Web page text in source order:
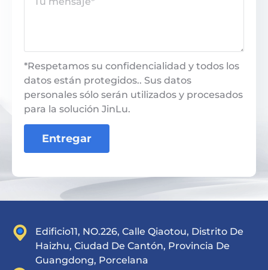
*Respetamos su confidencialidad y todos los
datos están protegidos.. Sus datos
personales sólo serán utilizados y procesados
​​para la solución JinLu.
Entregar
Edificio11, NO.226, Calle Qiaotou, Distrito De
Haizhu, Ciudad De Cantón, Provincia De
Guangdong, Porcelana